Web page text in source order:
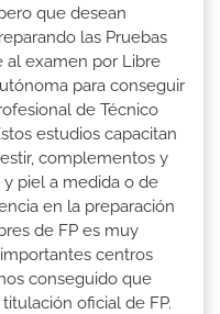
que desean
las Pruebas
al examen por Libre
para conseguir
de Técnico
estudios capacitan
complementos y
piel a medida o de
en la preparación
de FP es muy
centros
conseguido que
oficial de FP.